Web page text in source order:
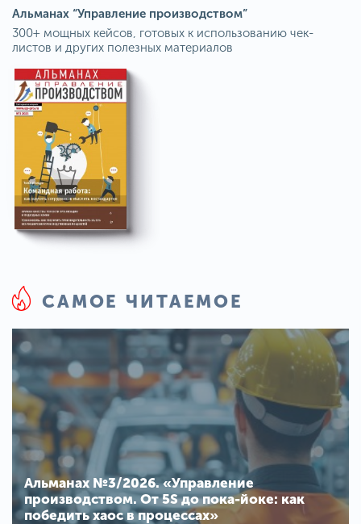
Альманах “Управление производством”
300+ мощных кейсов, готовых к использованию чек-
листов и других полезных материалов
САМОЕ ЧИТАЕМОЕ
Альманах №3/2026. «Управление
производством. От 5S до пока-йоке: как
победить хаос в процессах»